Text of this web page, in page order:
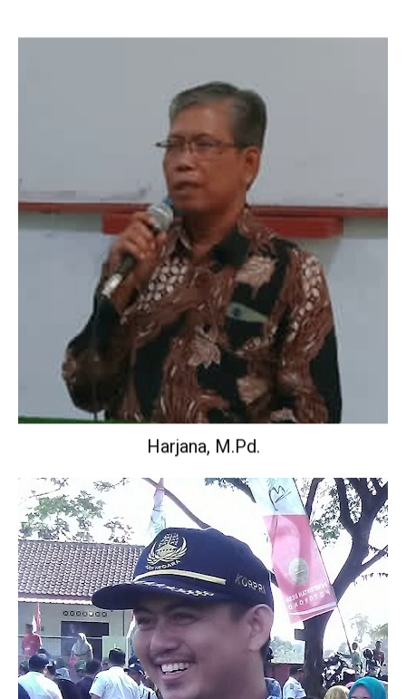
Kepala Sekolah
Harjana, M.Pd.
Wakil Kepala Sekolah Urusan Kurikulum.